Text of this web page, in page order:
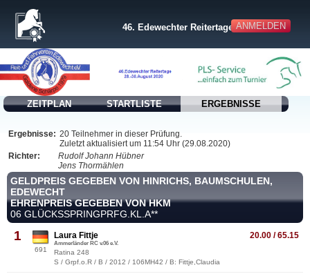
ANMELDEN
46. Edewechter Reitertage
ZEITPLAN STARTLISTE ERGEBNISSE
Ergebnisse: 20 Teilnehmer in dieser Prüfung.
Zuletzt aktualisiert um 11:54 Uhr (29.08.2020)
Richter:
Rudolf Johann Hübner
Jens Thormählen
GELDPREIS GEGEBEN VON HINRICHS, BAUMSCHULEN,
EDEWECHT
EHRENPREIS GEGEBEN VON HKM
06 GLÜCKSSPRINGPRFG.KL.A**
1
691
20.00 / 65.15
Laura Fittje
Ammerländer RC v.06 e.V.
Ratina 248
S / Grpf.o.R / B / 2012 / 106MH42 / B: Fittje,Claudia